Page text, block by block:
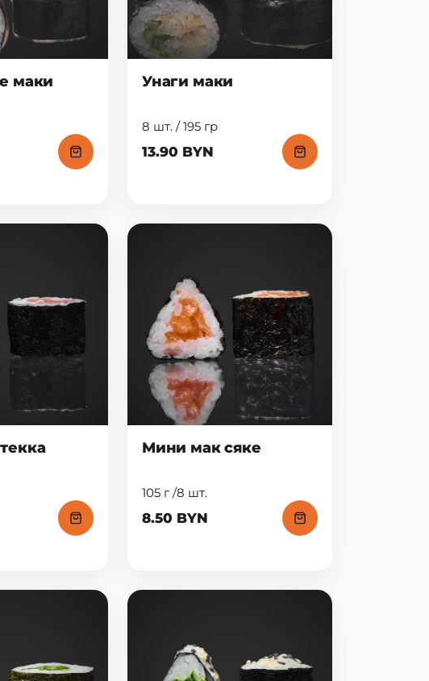
маки Унаги маки
8 шт. / 195 гр
13.90 BYN
Мини мак сяке
105 г /8 шт.
8.50 BYN